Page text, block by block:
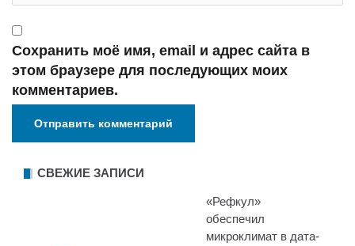
Сохранить моё имя, email и адрес сайта в
этом браузере для последующих моих
комментариев.
СВЕЖИЕ ЗАПИСИ
«Рефкул»
обеспечил
микроклимат в дата-